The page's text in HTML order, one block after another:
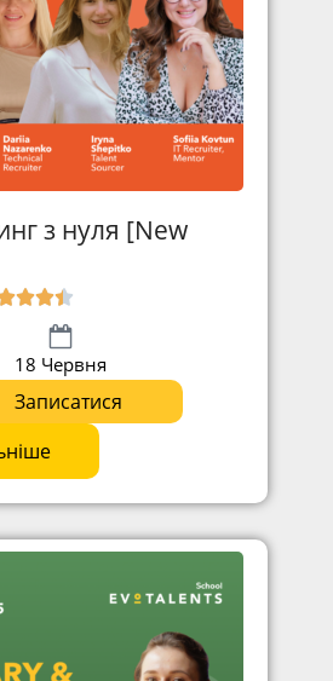
з нуля [New
18 Червня
Записатися